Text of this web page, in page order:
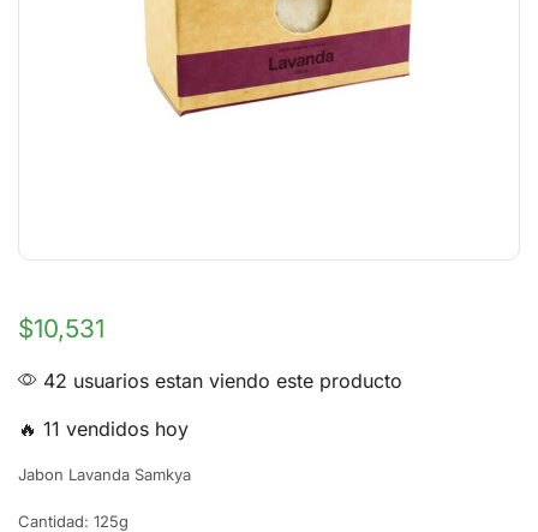
$10,531
42 usuarios estan viendo este producto
🔥 11 vendidos hoy
Jabon Lavanda Samkya
Cantidad: 125g